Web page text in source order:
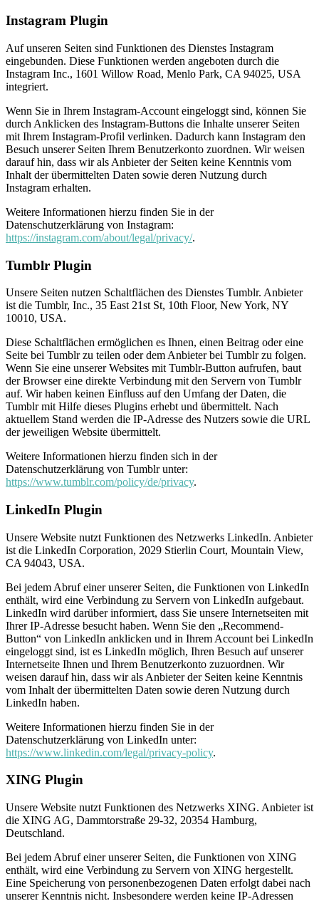
Instagram Plugin
Auf unseren Seiten sind Funktionen des Dienstes Instagram
eingebunden. Diese Funktionen werden angeboten durch die
Instagram Inc., 1601 Willow Road, Menlo Park, CA 94025, USA
integriert.
Wenn Sie in Ihrem Instagram-Account eingeloggt sind, können Sie
durch Anklicken des Instagram-Buttons die Inhalte unserer Seiten
mit Ihrem Instagram-Profil verlinken. Dadurch kann Instagram den
Besuch unserer Seiten Ihrem Benutzerkonto zuordnen. Wir weisen
darauf hin, dass wir als Anbieter der Seiten keine Kenntnis vom
Inhalt der übermittelten Daten sowie deren Nutzung durch
Instagram erhalten.
Weitere Informationen hierzu finden Sie in der
Datenschutzerklärung von Instagram:
https://instagram.com/about/legal/privacy/.
Tumblr Plugin
Unsere Seiten nutzen Schaltflächen des Dienstes Tumblr. Anbieter
ist die Tumblr, Inc., 35 East 21st St, 10th Floor, New York, NY
10010, USA.
Diese Schaltflächen ermöglichen es Ihnen, einen Beitrag oder eine
Seite bei Tumblr zu teilen oder dem Anbieter bei Tumblr zu folgen.
Wenn Sie eine unserer Websites mit Tumblr-Button aufrufen, baut
der Browser eine direkte Verbindung mit den Servern von Tumblr
auf. Wir haben keinen Einfluss auf den Umfang der Daten, die
Tumblr mit Hilfe dieses Plugins erhebt und übermittelt. Nach
aktuellem Stand werden die IP-Adresse des Nutzers sowie die URL
der jeweiligen Website übermittelt.
Weitere Informationen hierzu finden sich in der
Datenschutzerklärung von Tumblr unter:
https://www.tumblr.com/policy/de/privacy.
LinkedIn Plugin
Unsere Website nutzt Funktionen des Netzwerks LinkedIn. Anbieter
ist die LinkedIn Corporation, 2029 Stierlin Court, Mountain View,
CA 94043, USA.
Bei jedem Abruf einer unserer Seiten, die Funktionen von LinkedIn
enthält, wird eine Verbindung zu Servern von LinkedIn aufgebaut.
LinkedIn wird darüber informiert, dass Sie unsere Internetseiten mit
Ihrer IP-Adresse besucht haben. Wenn Sie den „Recommend-
Button“ von LinkedIn anklicken und in Ihrem Account bei LinkedIn
eingeloggt sind, ist es LinkedIn möglich, Ihren Besuch auf unserer
Internetseite Ihnen und Ihrem Benutzerkonto zuzuordnen. Wir
weisen darauf hin, dass wir als Anbieter der Seiten keine Kenntnis
vom Inhalt der übermittelten Daten sowie deren Nutzung durch
LinkedIn haben.
Weitere Informationen hierzu finden Sie in der
Datenschutzerklärung von LinkedIn unter:
https://www.linkedin.com/legal/privacy-policy.
XING Plugin
Unsere Website nutzt Funktionen des Netzwerks XING. Anbieter ist
die XING AG, Dammtorstraße 29-32, 20354 Hamburg,
Deutschland.
Bei jedem Abruf einer unserer Seiten, die Funktionen von XING
enthält, wird eine Verbindung zu Servern von XING hergestellt.
Eine Speicherung von personenbezogenen Daten erfolgt dabei nach
unserer Kenntnis nicht. Insbesondere werden keine IP-Adressen